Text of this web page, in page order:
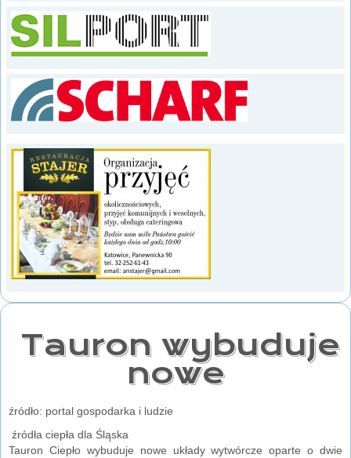
Tauron wybuduje
nowe
źródło: portal gospodarka i ludzie
źródła ciepła dla Śląska
Tauron Ciepło wybuduje nowe układy wytwórcze oparte o dwie